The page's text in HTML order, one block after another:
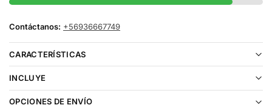
Contáctanos: +56936667749
CARACTERÍSTICAS
INCLUYE
OPCIONES DE ENVÍO